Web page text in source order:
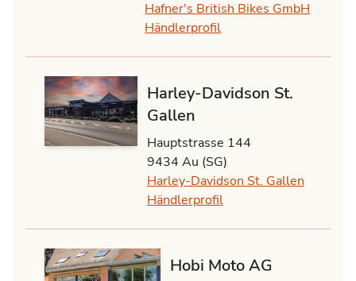
Hafner's British Bikes GmbH
Händlerprofil
Harley-Davidson St.
Gallen
Hauptstrasse 144
9434 Au (SG)
Harley-Davidson St. Gallen
Händlerprofil
Hobi Moto AG